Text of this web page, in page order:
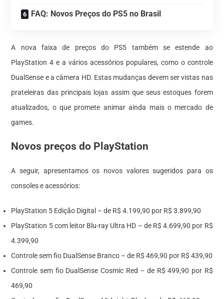
FAQ: Novos Preços do PS5 no Brasil
A nova faixa de preços do PS5 também se estende ao
PlayStation 4 e a vários acessórios populares, como o controle
DualSense e a câmera HD. Estas mudanças devem ser vistas nas
prateleiras das principais lojas assim que seus estoques forem
atualizados, o que promete animar ainda mais o mercado de
games.
Novos preços do PlayStation
A seguir, apresentamos os novos valores sugeridos para os
consoles e acessórios:
PlayStation 5 Edição Digital – de R$ 4.199,90 por R$ 3.899,90
PlayStation 5 com leitor Blu-ray Ultra HD – de R$ 4.699,90 por R$
4.399,90
Controle sem fio DualSense Branco – de R$ 469,90 por R$ 439,90
Controle sem fio DualSense Cosmic Red – de R$ 499,90 por R$
469,90